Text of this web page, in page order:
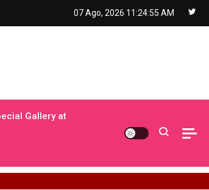
07 Ago, 2026 11:24:56 AM
Gallery at